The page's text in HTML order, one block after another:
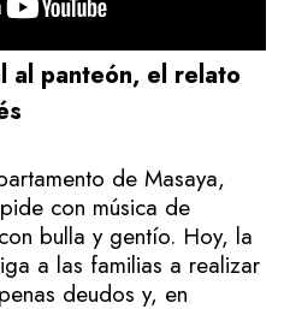
al panteón, el relato
de Masaya,
con música de
bulla y gentío. Hoy, la
a las familias a realizar
deudos y, en